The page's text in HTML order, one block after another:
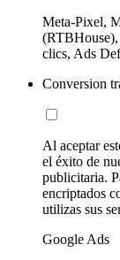
Meta-Pixel,
(RTBHouse),
clics, Ads
Conversion
Al aceptar
el éxito de
publicitaria.
encriptados
utilizas sus
Google Ads